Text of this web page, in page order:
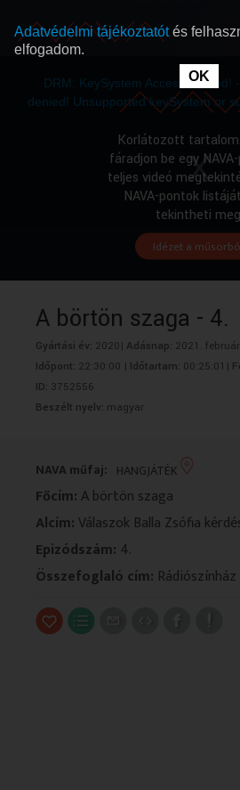
DRM: KeySystem Access Denied!
denied! Unsupported keySystem or
Korlátozott
fáradjon be egy
teljes videó
NAVA-pontok listáját
tekintheti
Idézet a
A börtön szaga - 4.
Gyártási év: 2020| Adásnap: 2021.
Időpont: 22:30:00 | Időtartam: 00:25:01|
ID: 3752556
Beszélt nyelv: magyar
NAVA műfaj: HANGJÁTÉK
Főcím:A börtön szaga
Alcím:Válaszok Balla Zsófia
Epizódszám: 4.
Összefoglaló cím: Rádiószínház
Adatvédelmi tájékoztatótés
elfogadom.
OK